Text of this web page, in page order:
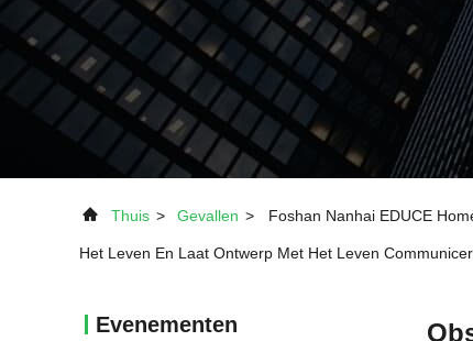
Thuis > Gevallen > Foshan Nanhai EDUCE
Het Leven En Laat Ontwerp Met Het Leven
Evenementen